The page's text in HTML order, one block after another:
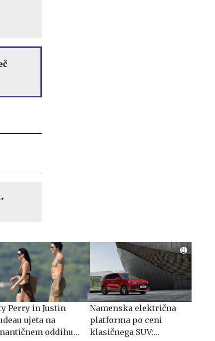
Perry in Justin
ujeta na
oddihu
Namenska električna
platforma po ceni
klasičnega SUV: